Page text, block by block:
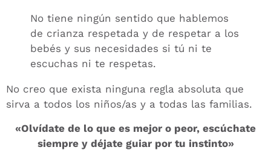
No tiene ningún sentido que hablemos
de crianza respetada y de respetar a los
bebés y sus necesidades si tú ni te
escuchas ni te respetas.
No creo que exista ninguna regla absoluta que
sirva a todos los niños/as y a todas las familias.
«Olvídate de lo que es mejor o peor, escúchate
siempre y déjate guiar por tu instinto»